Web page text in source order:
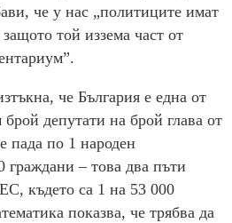
че у нас „политиците имат
той иззема част от
че България е една от
депутати на брой глава от
пада по 1 народен
граждани – това два пъти
където са 1 на 53 000
показва, че трябва да